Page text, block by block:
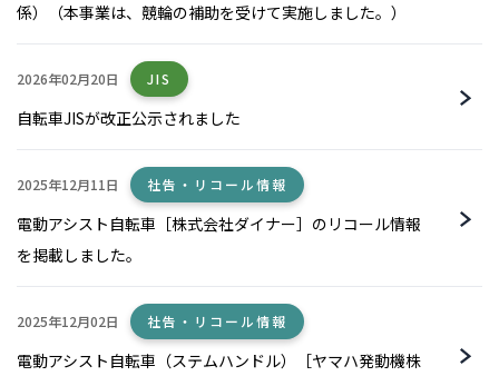
係）（本事業は、競輪の補助を受けて実施しました。）
2026年02月20日 JIS
自転車JISが改正公示されました
2025年12月11日 社告・リコール情報
電動アシスト自転車［株式会社ダイナー］のリコール情報
を掲載しました。
2025年12月02日 社告・リコール情報
電動アシスト自転車（ステムハンドル）［ヤマハ発動機株